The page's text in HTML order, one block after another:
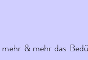
& mehr das